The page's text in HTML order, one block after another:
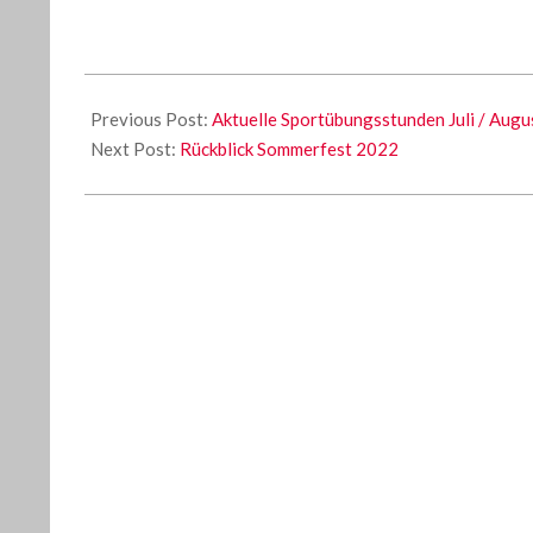
07-
20
Previous Post: Aktuelle Sportübungsstunden Juli /
Next Post: Rückblick Sommerfest 2022